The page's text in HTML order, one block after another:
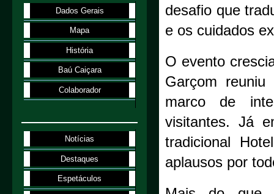
desafio que
e os cuidados
O evento
Garçom
marco de
visitantes. Já
tradicional
aplausos por
Dados Gerais
Mapa
História
Baú Caiçara
Colaborador
Notícias
Destaques
Espetáculos